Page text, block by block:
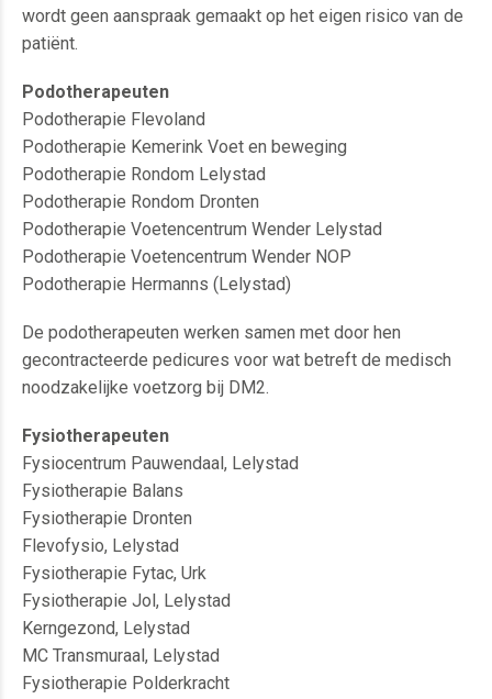
wordt geen aanspraak gemaakt op het eigen risico van de
patiënt.
Podotherapeuten
Podotherapie Flevoland
Podotherapie Kemerink Voet en beweging
Podotherapie Rondom Lelystad
Podotherapie Rondom Dronten
Podotherapie Voetencentrum Wender Lelystad
Podotherapie Voetencentrum Wender NOP
Podotherapie Hermanns (Lelystad)
De podotherapeuten werken samen met door hen
gecontracteerde pedicures voor wat betreft de medisch
noodzakelijke voetzorg bij DM2.
Fysiotherapeuten
Fysiocentrum Pauwendaal, Lelystad
Fysiotherapie Balans
Fysiotherapie Dronten
Flevofysio, Lelystad
Fysiotherapie Fytac, Urk
Fysiotherapie Jol, Lelystad
Kerngezond, Lelystad
MC Transmuraal, Lelystad
Fysiotherapie Polderkracht